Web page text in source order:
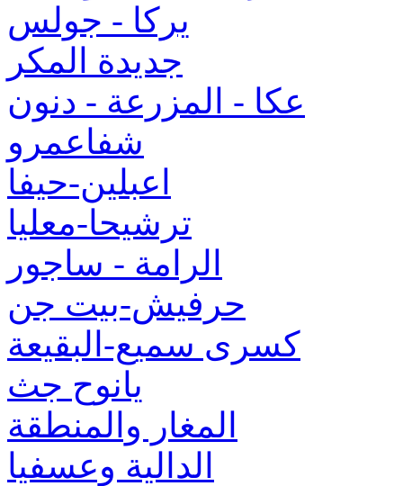
يركا - جولس
جديدة المكر
عكا - المزرعة - دنون
شفاعمرو
اعبلين-حيفا
ترشيحا-معليا
الرامة - ساجور
حرفيش-بيت جن
كسرى سميع-البقيعة
يانوح جث
المغار والمنطقة
الدالية وعسفيا